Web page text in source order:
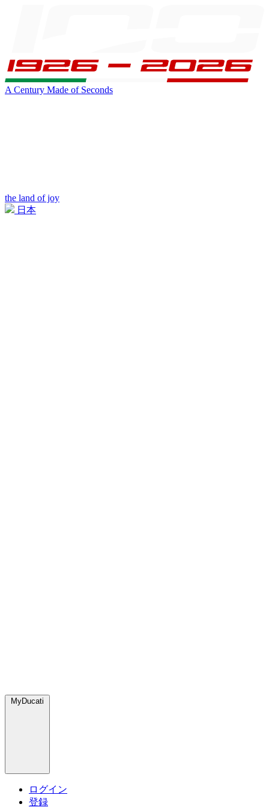
A Century Made of Seconds
the land of joy
日本
MyDucati
ログイン
登録